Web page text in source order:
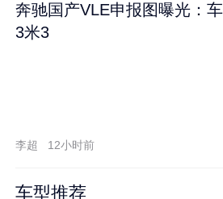
奔驰国产VLE申报图曝光：
3米3
李超 12小时前
车型推荐